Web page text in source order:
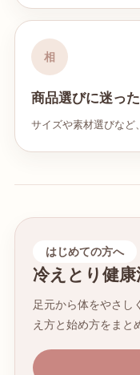
相
商品選びに迷っ
サイズや素材選びなど
はじめての方へ
冷えとり健康
足元から体をやさし
え方と始め方をまと